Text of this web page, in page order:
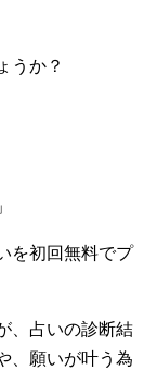
うか？
を初回無料でプ
、占いの診断結
、願いが叶う為